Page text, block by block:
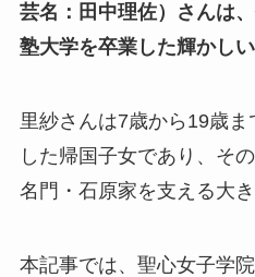
芸名：田中理佐）さんは
塾大学を卒業した輝かし
里紗さんは7歳から19歳
した帰国子女であり、そ
名門・石原家を支える大
本記事では、聖心女子学